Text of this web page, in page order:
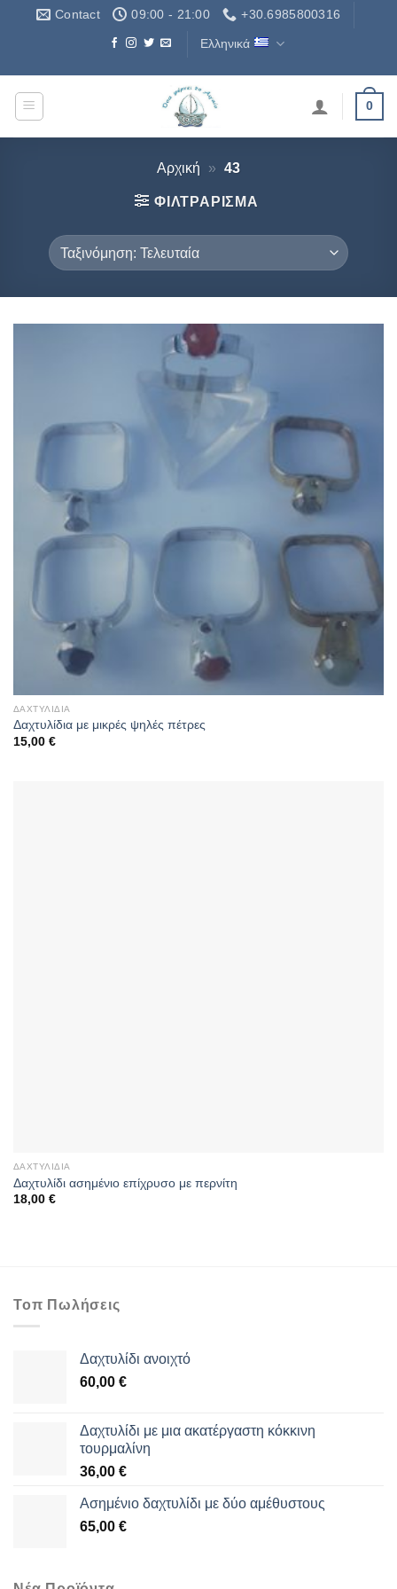
ΜετάβασηContact 09:00 - 21:00 +30.6985800316
Ελληνικά
0
Αρχική » 43
ΦΙΛΤΡΆΡΙΣΜΑ
ΔΑΧΤΥΛΊΔΙΑ
Δαχτυλίδια με μικρές ψηλές πέτρες
15,00 €
ΔΑΧΤΥΛΊΔΙΑ
Δαχτυλίδι ασημένιο επίχρυσο με περνίτη
18,00 €
Τοπ Πωλήσεις
Δαχτυλίδι ανοιχτό
60,00 €
Δαχτυλίδι με μια ακατέργαστη κόκκινη
τουρμαλίνη
36,00 €
Aσημένιο δαχτυλίδι με δύο αμέθυστους
65,00 €